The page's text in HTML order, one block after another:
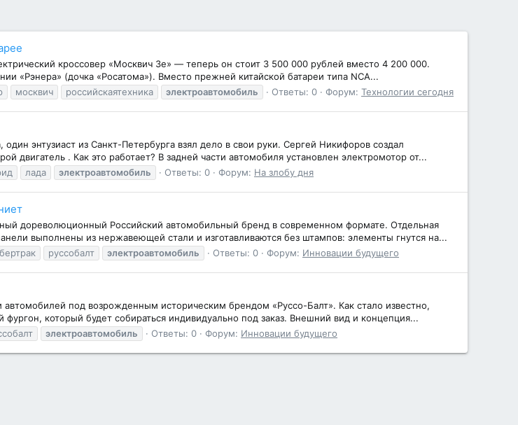
кроссовер «Москвич 3е» — теперь он стоит 3 500 000 рублей вместо 4 200 000.
«Рэнера» (дочка «Росатома»). Вместо прежней китайской батареи типа NCA...
москвич российскаятехника электроавтомобиль Ответы: 0 Форум: Технологии сегодня
энтузиаст из Санкт-Петербурга взял дело в свои руки. Сергей Никифоров создал
двигатель . Как это работает? В задней части автомобиля установлен электромотор от...
лада электроавтомобиль Ответы: 0 Форум: На злобу дня
дореволюционный Российский автомобильный бренд в современном формате. Отдельная
выполнены из нержавеющей стали и изготавливаются без штампов: элементы гнутся на...
руссобалт электроавтомобиль Ответы: 0 Форум: Инновации будущего
под возрожденным историческим брендом «Руссо-Балт». Как стало известно,
который будет собираться индивидуально под заказ. Внешний вид и концепция...
электроавтомобиль Ответы: 0 Форум: Инновации будущего